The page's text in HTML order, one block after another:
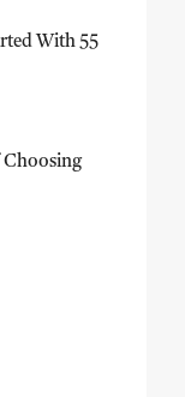
With 55
Choosing